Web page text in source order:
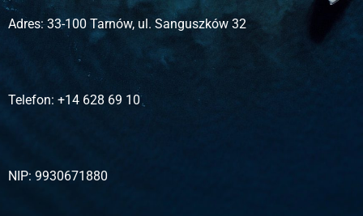
Adres:33-100 Tarnów, ul. Sanguszków 32
Telefon: +14 628 69 10
NIP: 9930671880